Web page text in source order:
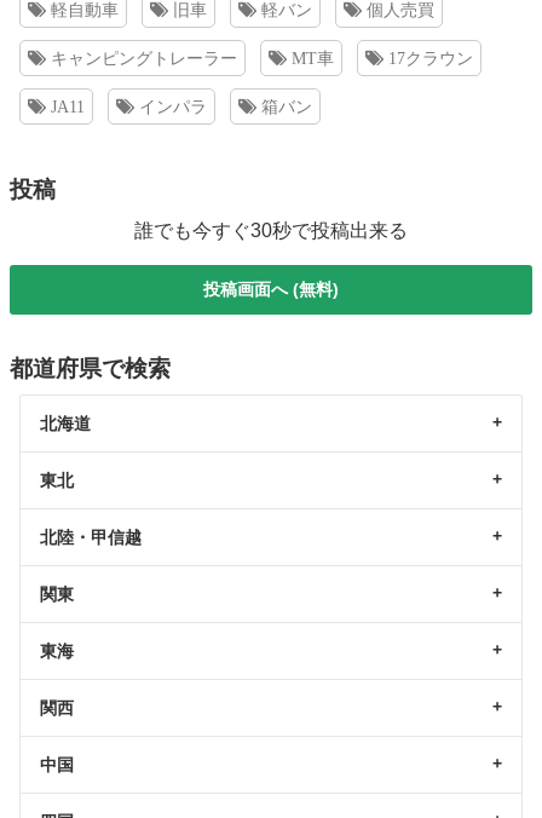
軽自動車 旧車 軽バン 個人売買
キャンピングトレーラー MT車 17クラウン
JA11 インパラ 箱バン
投稿
誰でも今すぐ30秒で投稿出来る
投稿画面へ (無料)
都道府県で検索
北海道
東北
北陸・甲信越
関東
東海
関西
中国